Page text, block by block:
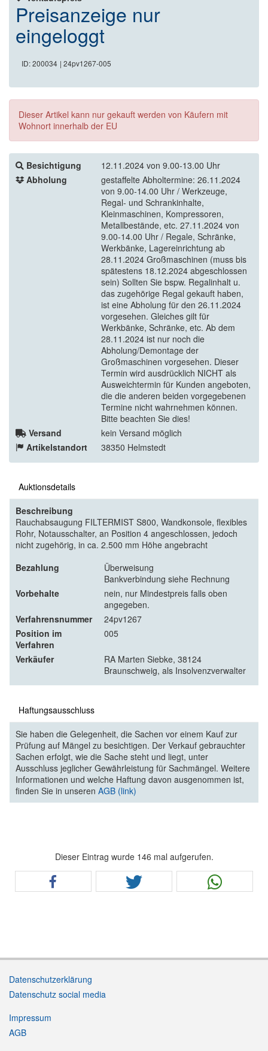
Preisanzeige nur
eingeloggt
ID: 200034 | 24pv1267-005
Dieser Artikel kann nur gekauft werden von Käufern mit
Wohnort innerhalb der EU
Besichtigung
12.11.2024 von 9.00-13.00 Uhr
Abholung
gestaffelte Abholtermine: 26.11.2024
von 9.00-14.00 Uhr / Werkzeuge,
Regal- und Schrankinhalte,
Kleinmaschinen, Kompressoren,
Metallbestände, etc. 27.11.2024 von
9.00-14.00 Uhr / Regale, Schränke,
Werkbänke, Lagereinrichtung ab
28.11.2024 Großmaschinen (muss bis
spätestens 18.12.2024 abgeschlossen
sein) Sollten Sie bspw. Regalinhalt u.
das zugehörige Regal gekauft haben,
ist eine Abholung für den 26.11.2024
vorgesehen. Gleiches gilt für
Werkbänke, Schränke, etc. Ab dem
28.11.2024 ist nur noch die
Abholung/Demontage der
Großmaschinen vorgesehen. Dieser
Termin wird ausdrücklich NICHT als
Ausweichtermin für Kunden angeboten,
die die anderen beiden vorgegebenen
Termine nicht wahrnehmen können.
Bitte beachten Sie dies!
Versand
kein Versand möglich
Artikelstandort
38350 Helmstedt
Auktionsdetails
Beschreibung
Rauchabsaugung FILTERMIST S800, Wandkonsole, flexibles
Rohr, Notausschalter, an Position 4 angeschlossen, jedoch
nicht zugehörig, in ca. 2.500 mm Höhe angebracht
Bezahlung
Überweisung
Bankverbindung siehe Rechnung
Vorbehalte
nein, nur Mindestpreis falls oben
angegeben.
Verfahrensnummer
24pv1267
Position im
Verfahren
005
Verkäufer
RA Marten Siebke, 38124
Braunschweig, als Insolvenzverwalter
Haftungsausschluss
Sie haben die Gelegenheit, die Sachen vor einem Kauf zur
Prüfung auf Mängel zu besichtigen. Der Verkauf gebrauchter
Sachen erfolgt, wie die Sache steht und liegt, unter
Ausschluss jeglicher Gewährleistung für Sachmängel. Weitere
Informationen und welche Haftung davon ausgenommen ist,
finden Sie in unseren AGB (link)
Dieser Eintrag wurde 146 mal aufgerufen.
Datenschutzerklärung
Datenschutz social media
Impressum
AGB